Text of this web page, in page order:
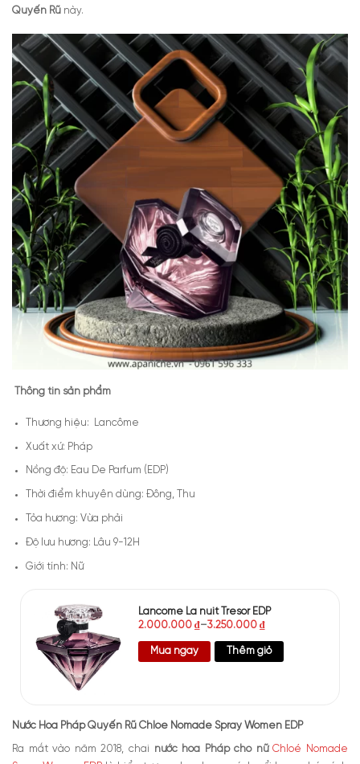
Quyến Rũ này.
Thông tin sản phẩm
Thương hiệu: Lancôme
Xuất xứ: Pháp
Nồng độ: Eau De Parfum (EDP)
Thời điểm khuyên dùng: Đông, Thu
Tỏa hương: Vừa phải
Độ lưu hương: Lâu 9-12H
Giới tính: Nữ
Lancome La nuit Tresor EDP
2.000.000₫–3.250.000₫
Mua ngay Thêm giỏ
Nước Hoa Pháp Quyến Rũ Chloe Nomade Spray Women EDP
Ra mắt vào năm 2018, chai nước hoa Pháp cho nữ Chloé Nomade